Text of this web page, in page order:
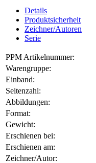
Details
Produktsicherheit
Zeichner/Autoren
Serie
PPM Artikelnummer:
Warengruppe:
Einband:
Seitenzahl:
Abbildungen:
Format:
Gewicht:
Erschienen bei:
Erschienen am:
Zeichner/Autor: